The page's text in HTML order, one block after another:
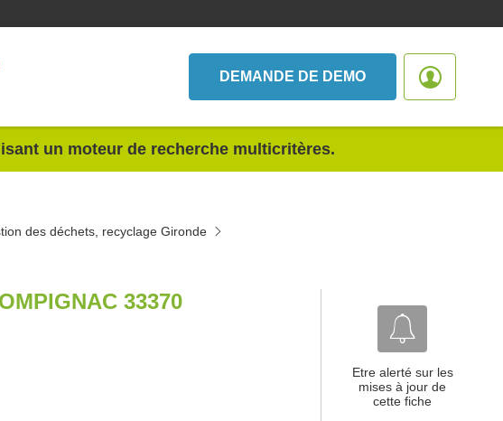
DEMANDE DE DEMO
un moteur de recherche multicritères.
des déchets, recyclage Gironde
33370
Etre alerté sur les
mises à jour de
cette fiche